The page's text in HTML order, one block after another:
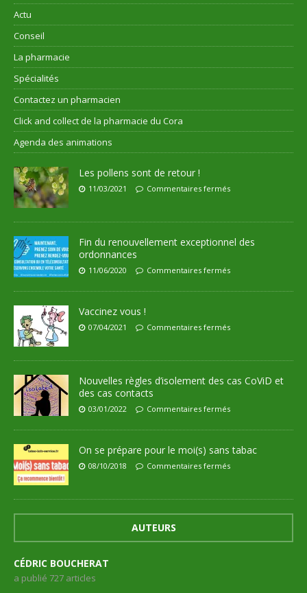
Actu
Conseil
La pharmacie
Spécialités
Contactez un pharmacien
Click and collect de la pharmacie du Cora
Agenda des animations
Les pollens sont de retour !
11/03/2021 Commentaires fermés
Fin du renouvellement exceptionnel des
ordonnances
11/06/2020 Commentaires fermés
Vaccinez vous !
07/04/2021 Commentaires fermés
Nouvelles règles d’isolement des cas CoViD et
des cas contacts
03/01/2022 Commentaires fermés
On se prépare pour le moi(s) sans tabac
08/10/2018 Commentaires fermés
AUTEURS
CÉDRIC BOUCHERAT
a publié 727 articles